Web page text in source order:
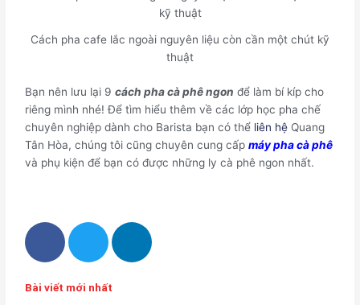
Cách pha cafe lắc ngoài nguyên liệu còn cần một chút kỹ
thuật
Bạn nên lưu lại 9cách pha cà phê ngon để làm bí kíp cho
riêng mình nhé! Để tìm hiểu thêm về các lớp học pha chế
chuyên nghiệp dành cho Barista bạn có thể liên hệ Quang
Tân Hòa, chúng tôi cũng chuyên cung cấpmáy pha cà phê
và phụ kiện để bạn có được những ly cà phê ngon nhất.
F
e
T
w
t
L
Bài viết mới nhất